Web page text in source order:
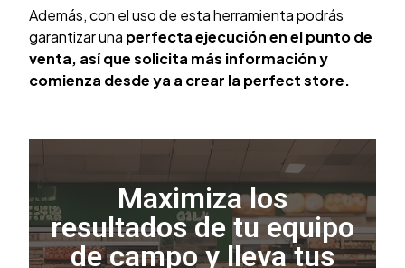
Además, con el uso de esta herramienta podrás
garantizar una perfecta ejecución en el punto de
venta, así que solicita más información y
comienza desde ya a crear la perfect store.
Maximiza los
resultados de tu equipo
de campo y lleva tus